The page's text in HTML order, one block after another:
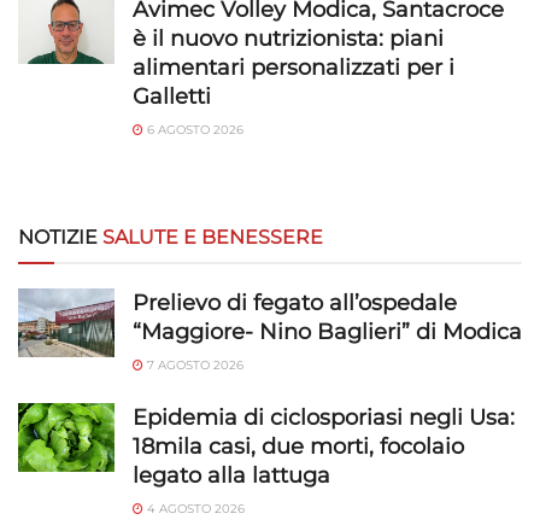
Avimec Volley Modica, Santacroce
è il nuovo nutrizionista: piani
alimentari personalizzati per i
Galletti
6 AGOSTO 2026
NOTIZIE SALUTE E BENESSERE
Prelievo di fegato all’ospedale
“Maggiore- Nino Baglieri” di Modica
7 AGOSTO 2026
Epidemia di ciclosporiasi negli Usa:
18mila casi, due morti, focolaio
legato alla lattuga
4 AGOSTO 2026